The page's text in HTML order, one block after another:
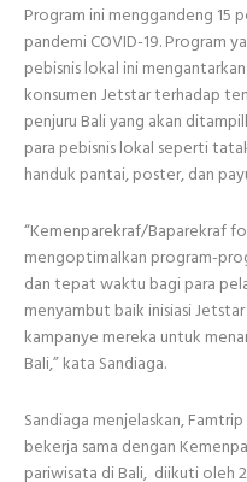
Program ini menggandeng 15
pandemi COVID-19. Program
pebisnis lokal ini
konsumen Jetstar terhadap
penjuru Bali yang akan
para pebisnis lokal seperti
handuk pantai, poster, dan
“Kemenparekraf/Baparekraf
mengoptimalkan program-
dan tepat waktu bagi para
menyambut baik inisiasi
kampanye mereka untuk
Bali,” kata Sandiaga.
Sandiaga menjelaskan,
bekerja sama dengan
pariwisata di Bali, diikuti oleh